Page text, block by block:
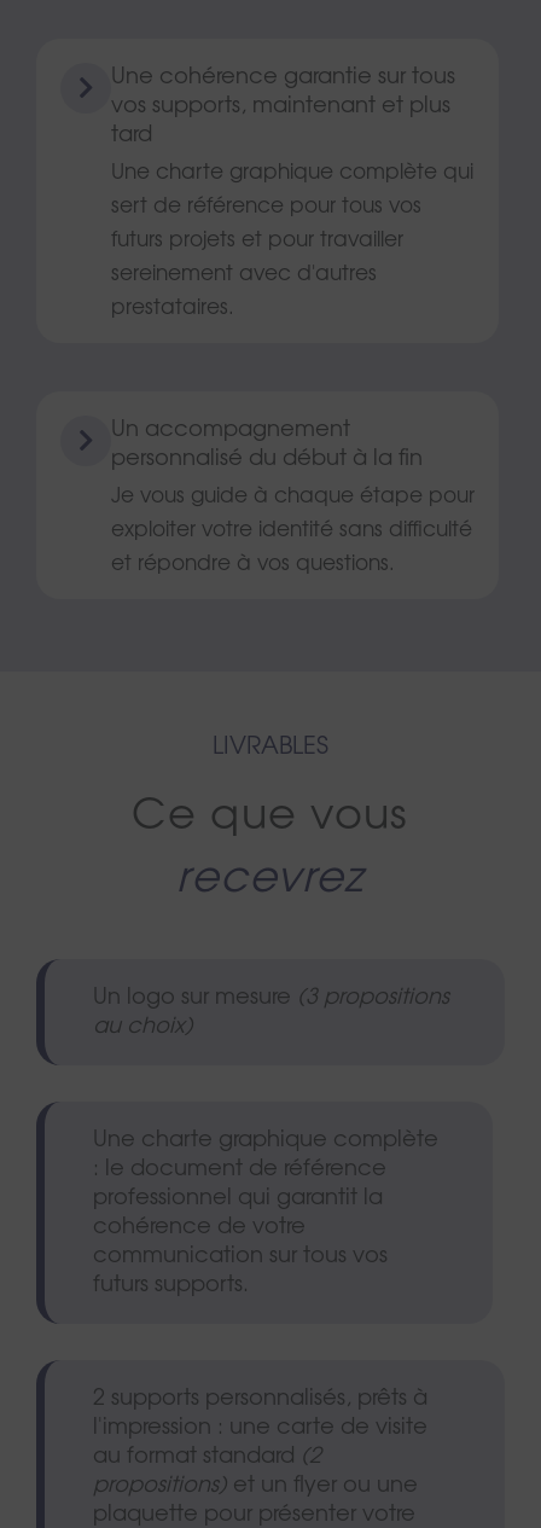
Une cohérence garantie sur tous
vos supports, maintenant et plus
tard
Une charte graphique complète qui
sert de référence pour tous vos
futurs projets et pour travailler
sereinement avec d'autres
prestataires.
Un accompagnement
personnalisé du début à la fin
Je vous guide à chaque étape pour
exploiter votre identité sans difficulté
et répondre à vos questions.
LIVRABLES
Ce que vous
recevrez
Un logo sur mesure (3 propositions
au choix)
Une charte graphique complète
: le document de référence
professionnel qui garantit la
cohérence de votre
communication sur tous vos
futurs supports.
2 supports personnalisés, prêts à
l'impression : une carte de visite
au format standard (2
propositions) et un flyer ou une
plaquette pour présenter votre